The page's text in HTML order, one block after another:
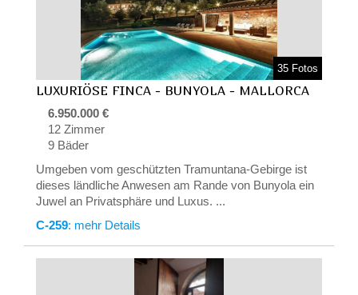
35 Fotos
LUXURIÖSE FINCA - BUNYOLA - MALLORCA
6.950.000 €
12 Zimmer
9 Bäder
Umgeben vom geschützten Tramuntana-Gebirge ist
dieses ländliche Anwesen am Rande von Bunyola ein
Juwel an Privatsphäre und Luxus. ...
C-259: mehr Details